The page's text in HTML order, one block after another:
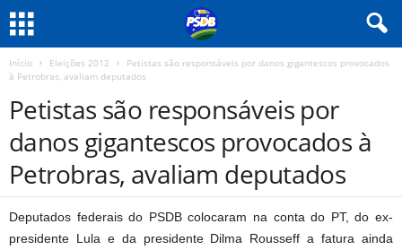
Início Eleições 2012
Petistas são responsáveis por danos gigantescos provocados
à Petrobras, avaliam deputados
Petistas são responsáveis por
danos gigantescos provocados à
Petrobras, avaliam deputados
Deputados federais do PSDB colocaram na conta do PT, do ex-
presidente Lula e da presidente Dilma Rousseff a fatura ainda